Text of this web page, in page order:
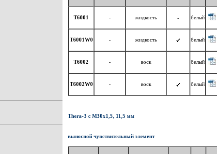
T6001 - жидкость - белый
T6001W0 - жидкость белый
T6002 - воск - белый
T6002W0 - воск белый
Thera-3 c M30x1,5, 11,5 мм
выносной чувствительный элемент